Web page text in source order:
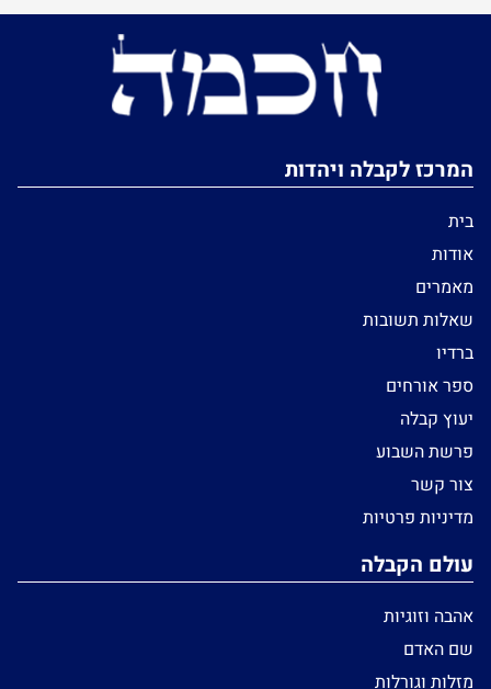
המרכז לקבלה ויהדות
בית
אודות
מאמרים
שאלות תשובות
ברדיו
ספר אורחים
יעוץ קבלה
פרשת השבוע
צור קשר
מדיניות פרטיות
עולם הקבלה
אהבה וזוגיות
שם האדם
מזלות וגורלות